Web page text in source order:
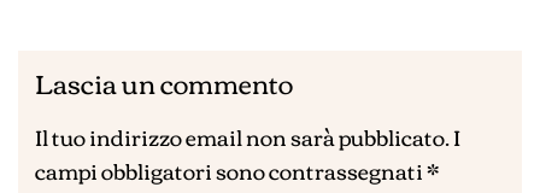
Lascia un commento
Il tuo indirizzo email non sarà pubblicato.I
campi obbligatori sono contrassegnati*